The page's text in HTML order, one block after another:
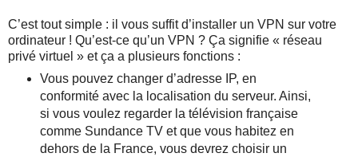
C’est tout simple : il vous suffit d’installer un VPN sur votre
ordinateur ! Qu’est-ce qu’un VPN ? Ça signifie « réseau
privé virtuel » et ça a plusieurs fonctions :
Vous pouvez changer d’adresse IP, en
conformité avec la localisation du serveur. Ainsi,
si vous voulez regarder la télévision française
comme Sundance TV et que vous habitez en
dehors de la France, vous devrez choisir un